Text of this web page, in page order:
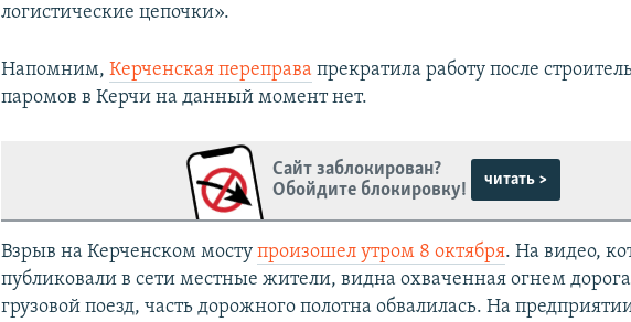
логистические цепочки».
Напомним,Керченская переправа прекратила работу после
паромов в Керчи на данный момент нет.
Сайт заблокирован?
Обойдите блокировку!
читать >
Взрыв на Керченском моступроизошел утром 8 октября. На видео,
публиковали в сети местные жители, видна охваченная огнем
грузовой поезд, часть дорожного полотна обвалилась. На